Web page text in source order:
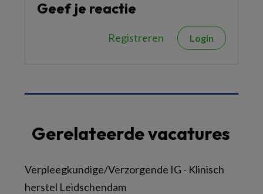
Geef je reactie
Registreren Login
Gerelateerde vacatures
Verpleegkundige/Verzorgende IG - Klinisch
herstel Leidschendam